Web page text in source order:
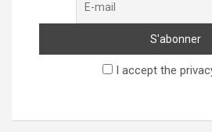
I accept the